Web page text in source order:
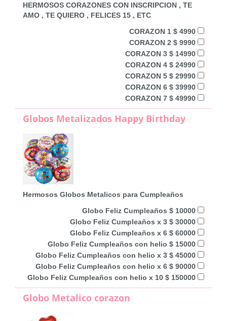
HERMOSOS CORAZONES CON INSCRIPCION , TE
AMO , TE QUIERO , FELICES 15 , ETC
CORAZON 1 $ 4990
CORAZON 2 $ 9990
CORAZON 3 $ 14990
CORAZON 4 $ 24990
CORAZON 5 $ 29990
CORAZON 6 $ 39990
CORAZON 7 $ 49990
Globos Metalizados Happy Birthday
Hermosos Globos Metalicos para Cumpleaños
Globo Feliz Cumpleaños $ 10000
Globo Feliz Cumpleaños x 3 $ 30000
Globo Feliz Cumpleaños x 6 $ 60000
Globo Feliz Cumpleaños con helio $ 15000
Globo Feliz Cumpleaños con helio x 3 $ 45000
Globo Feliz Cumpleaños con helio x 6 $ 90000
Globo Feliz Cumpleaños con helio x 10 $ 150000
Globo Metalico corazon